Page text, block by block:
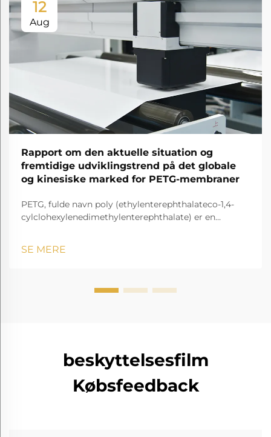
12
Aug
Rapport om den aktuelle situation og
fremtidige udviklingstrend på det globale
og kinesiske marked for PETG-membraner
PETG, fulde navn poly (ethylenterephthalateco-1,4-
cylclohexylenedimethylenterephthalate) er en
SE MERE
beskyttelsesfilm
Købsfeedback